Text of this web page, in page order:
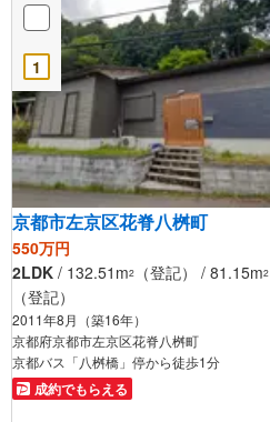
1
京都市左京区花脊八桝町
550万円
2LDK / 132.51m2 （登記） / 81.15m2
（登記）
2011年8月（築16年）
京都府京都市左京区花脊八桝町
京都バス「八桝橋」停から徒歩1分
成約でもらえる